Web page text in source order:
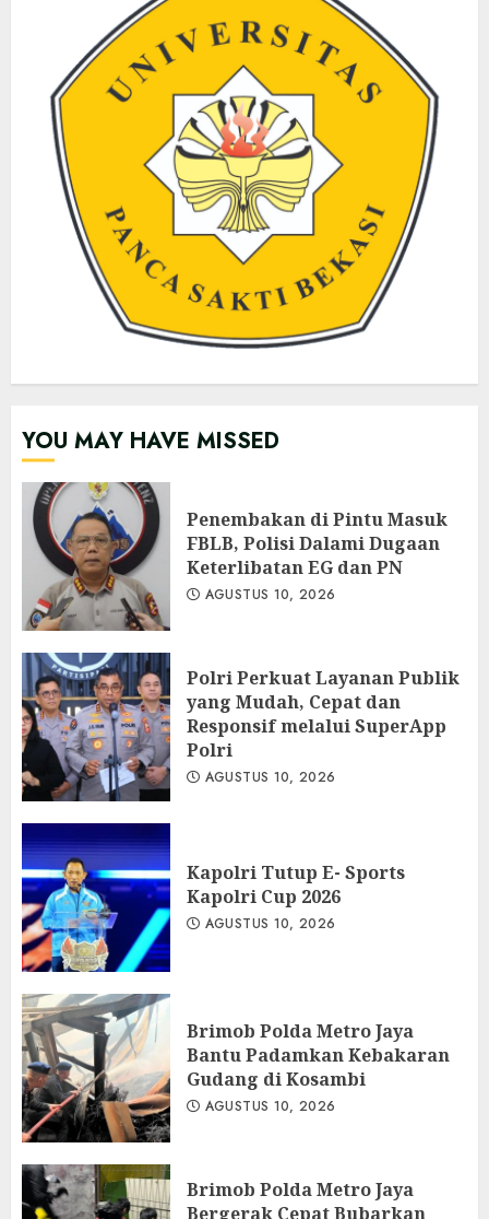
YOU MAY HAVE MISSED
Penembakan di Pintu Masuk
FBLB, Polisi Dalami Dugaan
Keterlibatan EG dan PN
AGUSTUS 10, 2026
Polri Perkuat Layanan Publik
yang Mudah, Cepat dan
Responsif melalui SuperApp
Polri
AGUSTUS 10, 2026
Kapolri Tutup E- Sports
Kapolri Cup 2026
AGUSTUS 10, 2026
Brimob Polda Metro Jaya
Bantu Padamkan Kebakaran
Gudang di Kosambi
AGUSTUS 10, 2026
Brimob Polda Metro Jaya
Bergerak Cepat Bubarkan